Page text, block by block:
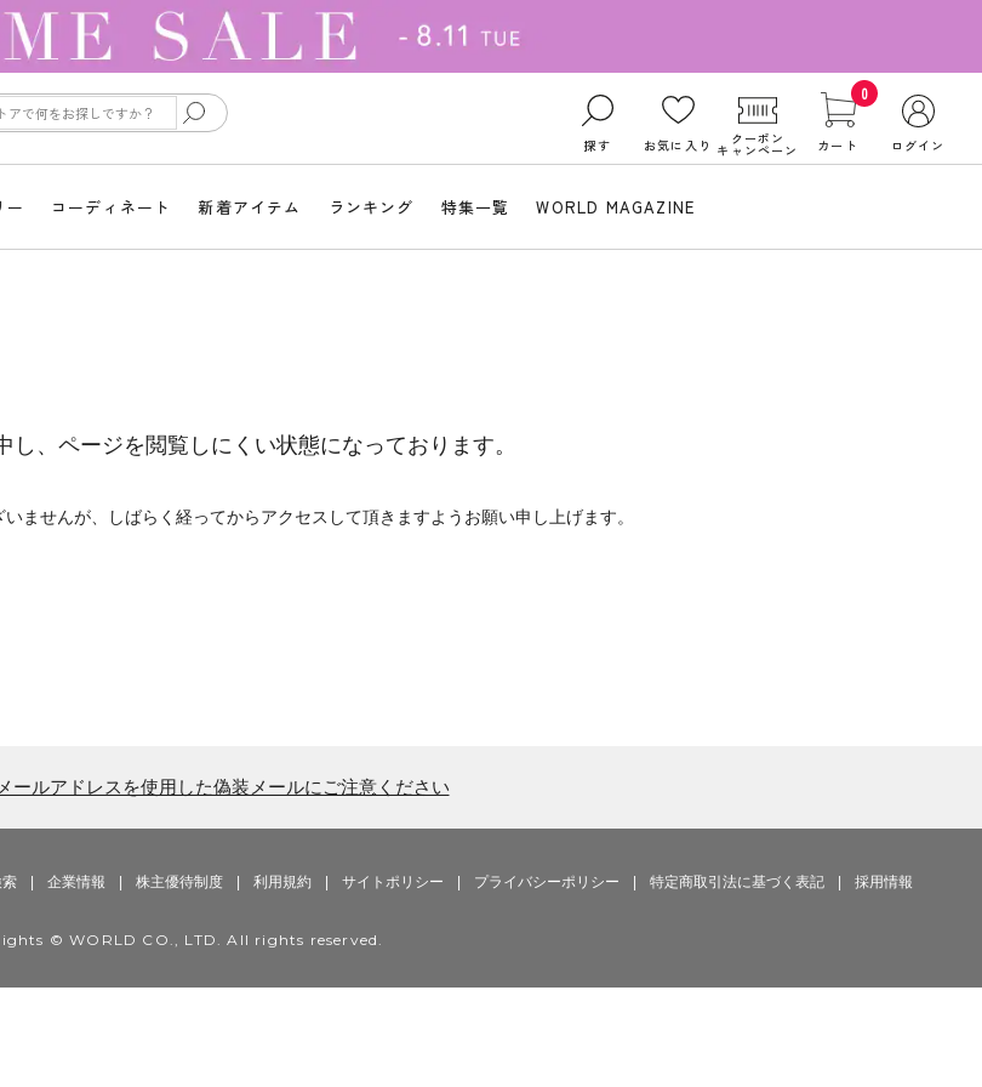
探す お気に入り クーポン
キャンペーン
0
カート ログイン
ー コーディネート 新着アイテム ランキング 特集一覧 WORLD MAGAZINE
し、ページを閲覧しにくい状態になっております。
ませんが、しばらく経ってからアクセスして頂きますようお願い申し上げます。
ールアドレスを使用した偽装メールにご注意ください
索 企業情報 株主優待制度 利用規約 サイトポリシー プライバシーポリシー 特定商取引法に基づく表記 採用情報
© WORLD CO., LTD. All rights reserved.